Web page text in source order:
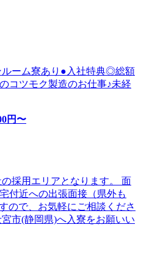
ルーム寮あり●入社特典◎総額
コツモク製造のお仕事♪未経
円〜
採用エリアとなります。 面
付近への出張面接（県外も
ので、お気軽にご相談くださ
市(静岡県)へ入寮をお願いい